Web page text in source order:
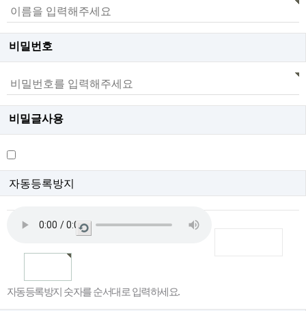
비밀번호
비밀글사용
자동등록방지
새
자동등록방지 숫자를 순서대로 입력하세요.